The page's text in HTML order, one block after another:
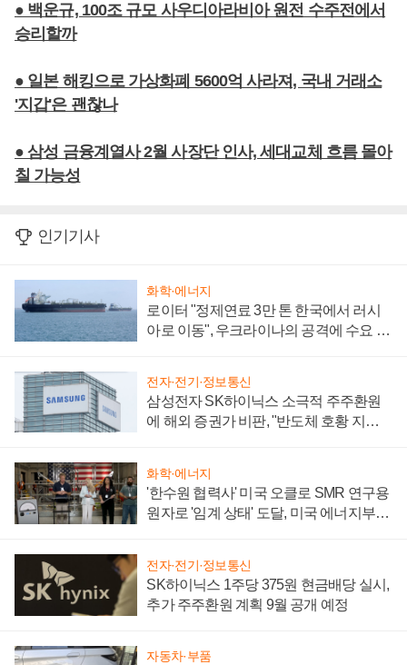
● 백운규, 100조 규모 사우디아라비아 원전 수주전에서
승리할까
● 일본 해킹으로 가상화폐 5600억 사라져, 국내 거래소
'지갑'은 괜찮나
● 삼성 금융계열사 2월 사장단 인사, 세대교체 흐름 몰아
칠 가능성
인기기사
화학·에너지
로이터 "정제연료 3만 톤 한국에서 러시
아로 이동", 우크라이나의 공격에 수요 늘
전자·전기·정보통신
삼성전자 SK하이닉스 소극적 주주환원
에 해외 증권가 비판, "반도체 호황 지속
화학·에너지
'한수원 협력사' 미국 오클로 SMR 연구용
원자로 '임계 상태' 도달, 미국 에너지부
전자·전기·정보통신
SK하이닉스 1주당 375원 현금배당 실시,
추가 주주환원 계획 9월 공개 예정
자동차·부품